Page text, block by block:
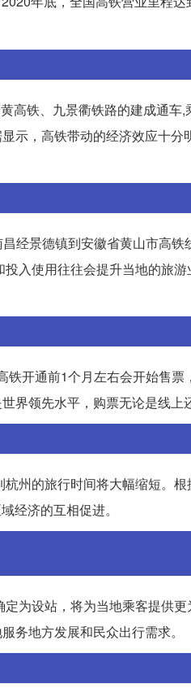
高铁、九景衢铁路的建成通车
示，高铁带动的经济效应十分
经景德镇到安徽省黄山市高铁
入使用往往会提升当地的旅
开通前1个月左右会开始售票
领先水平，购票无论是线上
州的旅行时间将大幅缩短。
经济的互相促进。
为设站，将为当地乘客提供
务地方发展和民众出行需求。